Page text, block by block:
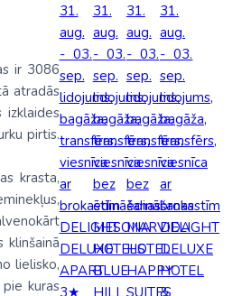
republika
ir 3086
atradās
izklaides
pirtis.
krasta,
klinšainā
lielisko,
kuras
31.
aug.
- 03.
sep.
lidojums,
bagāža,
transfērs,
viesnīca
ar
brokastīm
DELIGHT
DELUXE
APART
3★
31.
aug.
- 03.
sep.
lidojums,
bagāža,
transfērs,
viesnīca
bez
ēdināšanas
MESONA
HOTELS
BLUE
HILL
31.
aug.
- 03.
sep.
lidojums,
bagāža,
transfērs,
viesnīca
bez
ēdināšanas
MARVIDA
HOTEL
HAPPY
SUITES
31.
aug.
- 03.
sep.
lidojums,
bagāža,
transfērs,
viesnīca
ar
brokastīm
DELIGHT
DELUXE
HOTEL
&